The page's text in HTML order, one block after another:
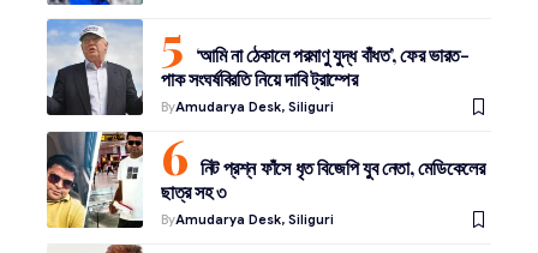
‘আমি না ঠেকালে পরমাণু যুদ্ধ বাঁধত’, ফের ভারত-
পাক সংঘর্ষবিরতি নিয়ে দাবি ট্রাম্পের
ByAmudarya Desk, Siliguri
নিট প্রশ্ন ফাঁসে ধৃত বিজেপি যুব নেতা, মেডিকেলের
ছাত্র সহ ৩
ByAmudarya Desk, Siliguri